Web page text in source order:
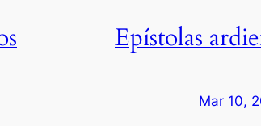
Epístolas
Mar 10,